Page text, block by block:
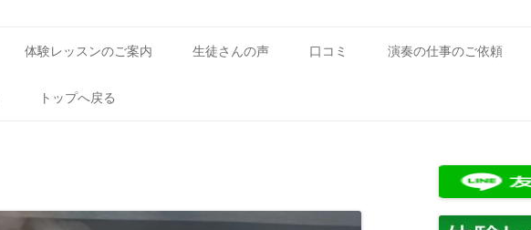
ン
テ
体験レッスンのご案内 生徒さんの声 口コミ 演奏の仕事のご依頼
トップへ戻る